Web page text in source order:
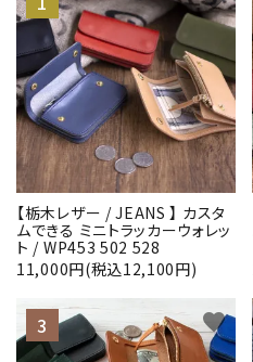
【栃木レザー / JEANS 】 カスタ
ムできる ミニトラッカーウォレッ
ト / WP453 502 528
11,000円(税込12,100円)
favorite